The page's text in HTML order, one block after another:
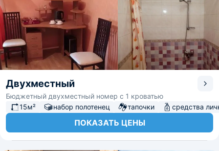
Двухместный
Бюджетный двухместный номер с 1 кроватью
15м²
набор полотенец тапочки средства
ПОКАЗАТЬ ЦЕНЫ